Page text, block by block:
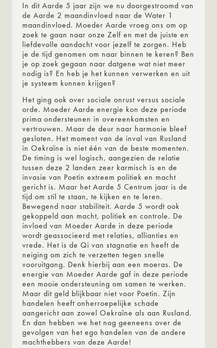
In dit Aarde 5 jaar zijn we nu doorgestroomd van
de Aarde 2 maandinvloed naar de Water 1
maandinvloed. Moeder Aarde vroeg ons om op
zoek te gaan naar onze Zelf en met de juiste en
liefdevolle aandacht voor jezelf te zorgen. Heb
je de tijd genomen om naar binnen te keren? Ben
je op zoek gegaan naar datgene wat niet meer
nodig is? En heb je het kunnen verwerken en uit
je systeem kunnen krijgen?
Het ging ook over sociale onrust versus sociale
orde. Moeder Aarde energie kon deze periode
prima ondersteunen in overeenkomsten en
vertrouwen. Maar de deur naar harmonie bleef
gesloten. Het moment van de inval van Rusland
in Oekraïne is niet één van de beste momenten.
De timing is wel logisch, aangezien de relatie
tussen deze 2 landen zeer karmisch is en de
invasie van Poetin extreem politiek en macht
gericht is. Maar het Aarde 5 Centrum jaar is de
tijd om stil te staan, te kijken en te leren.
Bewegend naar stabiliteit. Aarde 5 wordt ook
gekoppeld aan macht, politiek en controle. De
invloed van Moeder Aarde in deze periode
wordt geassocieerd met relaties, allianties en
vrede. Het is de Qi van stagnatie en heeft de
neiging om zich te verzetten tegen snelle
vooruitgang. Denk hierbij aan een moeras. De
energie van Moeder Aarde gaf in deze periode
een mooie ondersteuning om samen te werken.
Maar dit geld blijkbaar niet voor Poetin. Zijn
handelen heeft onherroepelijke schade
aangericht aan zowel Oekraïne als aan Rusland.
En dan hebben we het nog geeneens over de
gevolgen van het ego handelen van de andere
machthebbers van deze Aarde!